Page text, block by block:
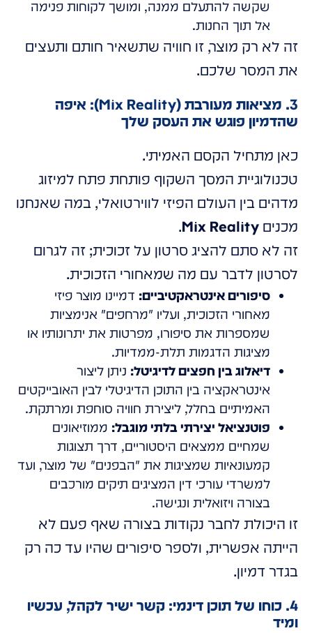
שקשה להתעלם ממנה, ומושך לקוחות פנימה
אל תוך החנות.
זה לא רק מוצר, זו חוויה שתשאיר חותם ותעצים
את המסר שלכם.
3. מציאות מעורבת (Mix Reality): איפה
שהדמיון פוגש את העסק שלך
כאן מתחיל הקסם האמיתי.
טכנולוגיית המסך השקוף פותחת פתח למיזוג
מדהים בין העולם הפיזי לווירטואלי, במה שאנחנו
מכנים Mix Reality
.
זה לא סתם להציג סרטון על זכוכית; זה לגרום
לסרטון לדבר עם מה שמאחורי הזכוכית.
סיפורים אינטראקטיביים: דמיינו מוצר פיזי
מאחורי הזכוכית, ועליו "מרחפים" אנימציות
שמספרות את סיפורו, מפרטות את יתרונותיו או
מציגות הדגמות תלת-ממדיות.
דיאלוג בין חפצים לדיגיטל: ניתן ליצור
אינטראקציה בין התוכן הדיגיטלי לבין האובייקטים
האמיתיים בחלל, ליצירת חוויה סוחפת ומרתקת.
פוטנציאל יצירתי בלתי מוגבל: ממוזיאונים
שמחיים ממצאים היסטוריים, דרך תצוגות
קמעונאיות שמציגות את "הבפנים" של מוצר, ועד
למשרדי עורכי דין המציגים תיקים מורכבים
בצורה ויזואלית ונגישה.
זו היכולת לחבר נקודות בצורה שאף פעם לא
הייתה אפשרית, ולספר סיפורים שהיו עד כה רק
בגדר דמיון.
4. כוחו של תוכן דינמי: קשר ישיר לקהל, עכשיו
ומיד